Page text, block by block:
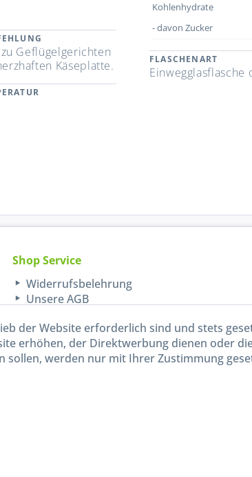
Geflügelgerichten
Käseplatte.
Kohlenhydrate
- davon Zucker
FLASCHENART
Einwegglasflasche
Shop Service
Widerrufsbelehrung
Unsere AGB
der Website erforderlich sind und stets
erhöhen, der Direktwerbung dienen oder
sollen, werden nur mit Ihrer Zustimmung